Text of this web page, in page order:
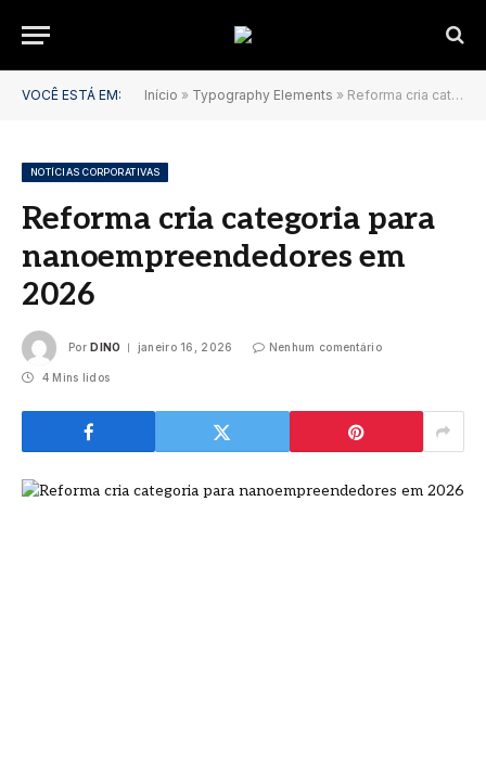
VOCÊ ESTÁ EM: Início » Typography Elements » Reforma cria categoria para nanoempreendedores em 2026
NOTÍCIAS CORPORATIVAS
Reforma cria categoria para
nanoempreendedores em
2026
Por DINO janeiro 16, 2026 Nenhum comentário
4 Mins lidos